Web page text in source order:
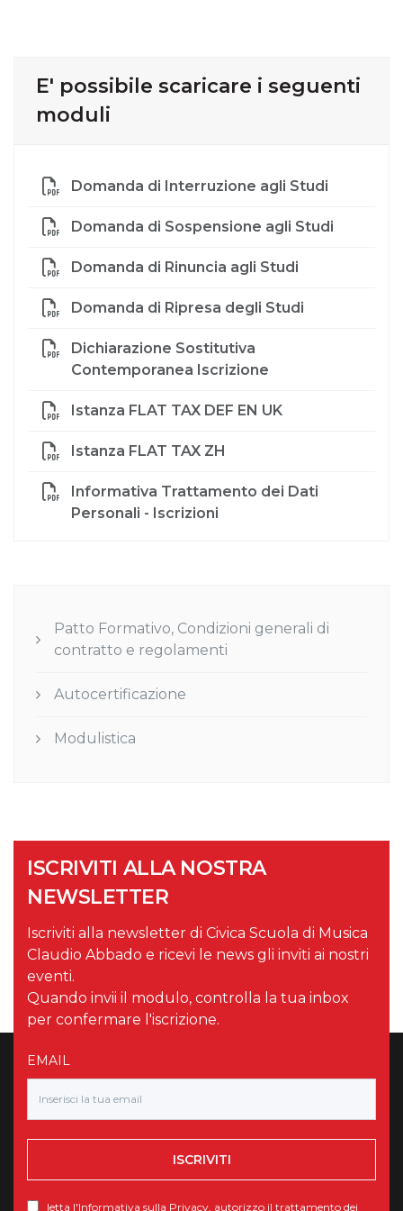
E' possibile scaricare i seguenti
moduli
Domanda di Interruzione agli Studi
Domanda di Sospensione agli Studi
Domanda di Rinuncia agli Studi
Domanda di Ripresa degli Studi
Dichiarazione Sostitutiva
Contemporanea Iscrizione
Istanza FLAT TAX DEF EN UK
Istanza FLAT TAX ZH
Informativa Trattamento dei Dati
Personali - Iscrizioni
Patto Formativo, Condizioni generali di
contratto e regolamenti
Autocertificazione
Modulistica
ISCRIVITI ALLA NOSTRA
NEWSLETTER
Iscriviti alla newsletter di Civica Scuola di Musica
Claudio Abbado e ricevi le news gli inviti ai nostri
eventi.
Quando invii il modulo, controlla la tua inbox
per confermare l'iscrizione.
EMAIL
ISCRIVITI
letta l'Informativa sulla Privacy, autorizzo il trattamento dei